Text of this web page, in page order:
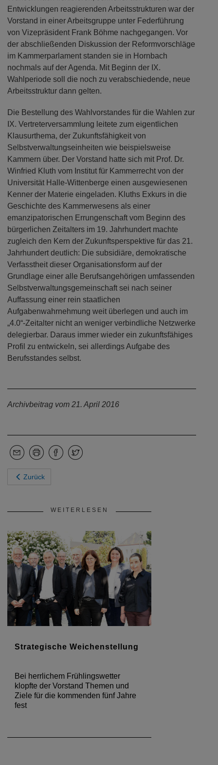
Entwicklungen reagierenden Arbeitsstrukturen war der
Vorstand in einer Arbeitsgruppe unter Federführung
von Vizepräsident Frank Böhme nachgegangen. Vor
der abschließenden Diskussion der Reformvorschläge
im Kammerparlament standen sie in Hornbach
nochmals auf der Agenda. Mit Beginn der IX.
Wahlperiode soll die noch zu verabschiedende, neue
Arbeitsstruktur dann gelten.
Die Bestellung des Wahlvorstandes für die Wahlen zur
IX. Vertreterversammlung leitete zum eigentlichen
Klausurthema, der Zukunftsfähigkeit von
Selbstverwaltungseinheiten wie beispielsweise
Kammern über. Der Vorstand hatte sich mit Prof. Dr.
Winfried Kluth vom Institut für Kammerrecht von der
Universität Halle-Wittenberge einen ausgewiesenen
Kenner der Materie eingeladen. Kluths Exkurs in die
Geschichte des Kammerwesens als einer
emanzipatorischen Errungenschaft vom Beginn des
bürgerlichen Zeitalters im 19. Jahrhundert machte
zugleich den Kern der Zukunftsperspektive für das 21.
Jahrhundert deutlich: Die subsidiäre, demokratische
Verfasstheit dieser Organisationsform auf der
Grundlage einer alle Berufsangehörigen umfassenden
Selbstverwaltungsgemeinschaft sei nach seiner
Auffassung einer rein staatlichen
Aufgabenwahrnehmung weit überlegen und auch im
„4.0“-Zeitalter nicht an weniger verbindliche Netzwerke
delegierbar. Daraus immer wieder ein zukunftsfähiges
Profil zu entwickeln, sei allerdings Aufgabe des
Berufsstandes selbst.
Archivbeitrag vom 21. April 2016
Zurück
WEITERLESEN
Strategische Weichenstellung
Bei herrlichem Frühlingswetter
klopfte der Vorstand Themen und
Ziele für die kommenden fünf Jahre
fest